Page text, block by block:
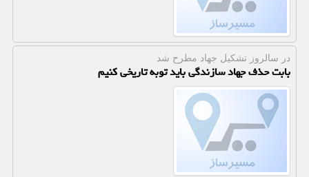
در سالروز تشكیل جهاد مطرح شد
بابت حذف جهاد سازندگی باید توبه تاریخی کنیم